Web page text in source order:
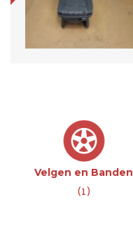
Velgen en Banden
(1)